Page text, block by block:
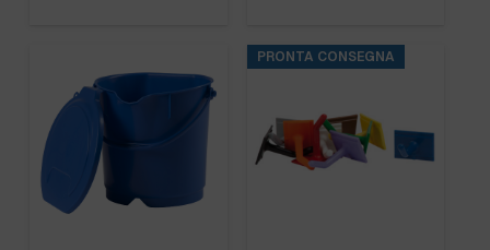
PRONTA CONSEGNA